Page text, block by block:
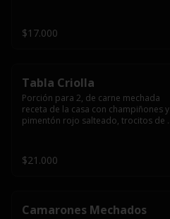
$17.000
Tabla Criolla
Porción para 2, de carne mechada
receta de la casa con champiñones y
pimentón rojo salteado, trocitos de
papas fritas.
$21.000
Camarones Mechados